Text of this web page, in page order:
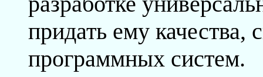
придать ему качества,
программных систем.